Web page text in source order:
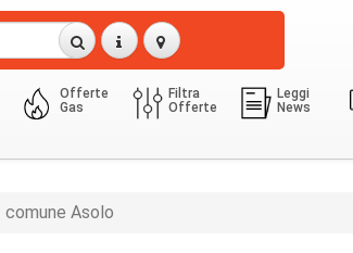
Offerte
Gas
Filtra
Offerte
Leggi
News
comune Asolo